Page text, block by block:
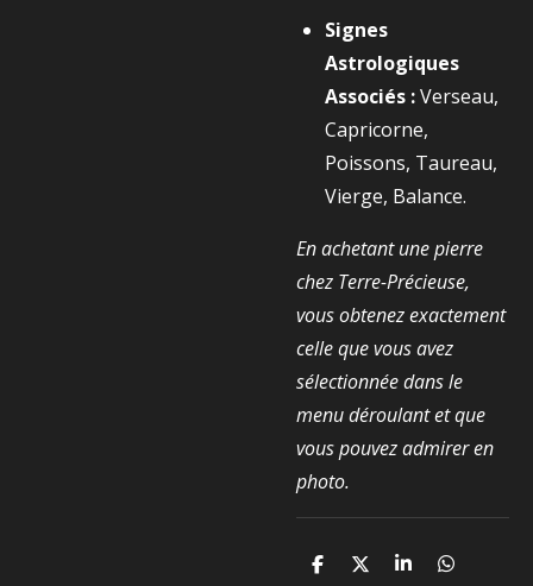
Signes
Astrologiques
Associés :Verseau,
Capricorne,
Poissons, Taureau,
Vierge, Balance.
En achetant une pierre
chez Terre-Précieuse,
vous obtenez exactement
celle que vous avez
sélectionnée dans le
menu déroulant et que
vous pouvez admirer en
photo.
P
P
P
P